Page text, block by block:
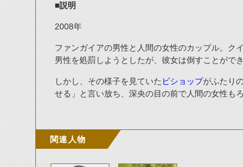
■説明
2008年
ファンガイアの男性と人間の女性のカップル。ク
男性を処罰しようとしたが、彼女は倒すことがで
しかし、その様子を見ていた ビショップがふたり
せる」と言い放ち、深央の目の前で人間の女性も
関連人物